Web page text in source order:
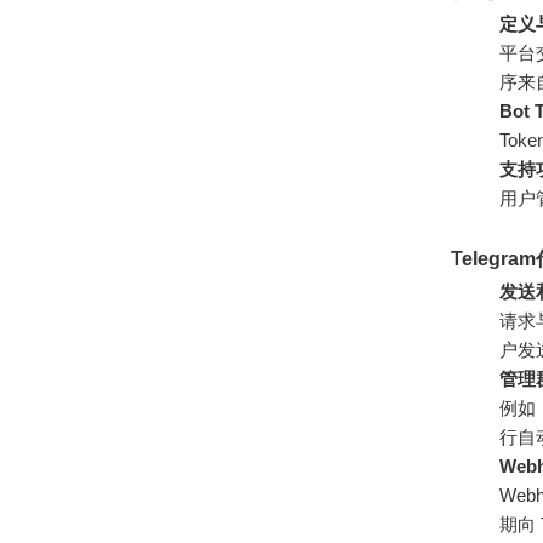
定义
平台
序来
Bot
支持
用户
Telegram
发送
请求
户发
管理
例如
行自
期向